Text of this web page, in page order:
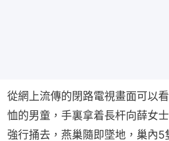
從網上流傳的閉路電視畫面可以
恤的男童，手裏拿着長杆向薛女
強行捅去，燕巢隨即墜地，巢內5